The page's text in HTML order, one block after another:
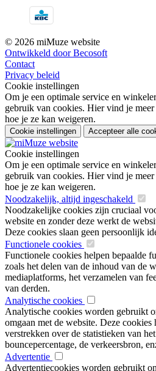
© 2026 miMuze website
Ontwikkeld door Becosoft
Contact
Privacy beleid
Cookie instellingen
Om je een optimale service en
gebruik van cookies. Hier vind je
hoe je ze kan weigeren.
Cookie instellingen Accepteer alle
Cookie instellingen
Om je een optimale service en
gebruik van cookies. Hier vind je
hoe je ze kan weigeren.
Noodzakelijk, altijd ingeschakeld
Noodzakelijke cookies zijn cruciaal
website en zonder deze werkt de
Deze cookies slaan geen persoonlijk
Functionele cookies
Functionele cookies helpen bepaalde
zoals het delen van de inhoud van de
mediaplatforms, het verzamelen van
van derden.
Analytische cookies
Analytische cookies worden gebruikt
omgaan met de website. Deze cookies
verstrekken over de statistieken van
bouncepercentage, de verkeersbron,
Advertentie
Advertentiecookies worden gebruikt